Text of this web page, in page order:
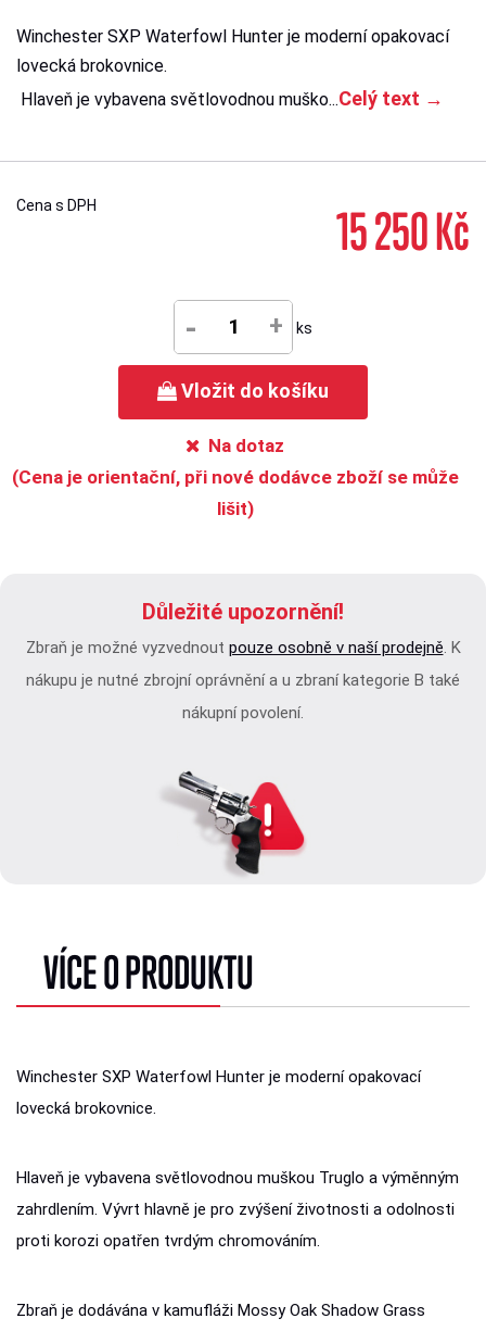
Winchester SXP Waterfowl Hunter je moderní opakovací
lovecká brokovnice.
Hlaveň je vybavena světlovodnou muško...Celý text →
Cena s DPH 15 250 Kč
- + ks
Vložit do košíku
Na dotaz
(Cena je orientační, při nové dodávce zboží se může
lišit)
Důležité upozornění!
Zbraň je možné vyzvednout pouze osobně v naší prodejně. K
nákupu je nutné zbrojní oprávnění a u zbraní kategorie B také
nákupní povolení.
VÍCE O PRODUKTU
Winchester SXP Waterfowl Hunter je moderní opakovací
lovecká brokovnice.
Hlaveň je vybavena světlovodnou muškou Truglo a výměnným
zahrdlením. Vývrt hlavně je pro zvýšení životnosti a odolnosti
proti korozi opatřen tvrdým chromováním.
Zbraň je dodávána v kamufláži Mossy Oak Shadow Grass